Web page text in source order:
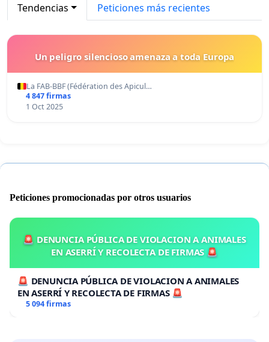
Tendencias Peticiones más recientes
Un peligro silencioso amenaza a toda Europa
La FAB-BBF (Fédération des Apicul…
4 847 firmas
1 Oct 2025
Peticiones promocionadas por otros usuarios
🚨 DENUNCIA PÚBLICA DE VIOLACION A ANIMALES
EN ASERRÍ Y RECOLECTA DE FIRMAS 🚨
🚨 DENUNCIA PÚBLICA DE VIOLACION A ANIMALES
EN ASERRÍ Y RECOLECTA DE FIRMAS 🚨
5 094 firmas